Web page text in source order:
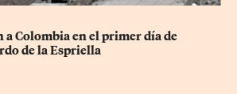
a Colombia en el primer día de
de la Espriella